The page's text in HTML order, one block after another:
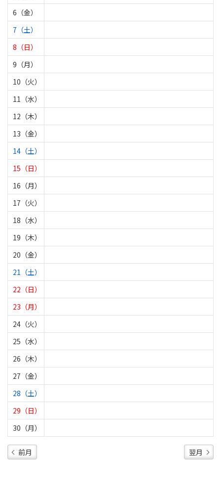
6（金）
7（土）
8（日）
9（月）
10（火）
11（水）
12（木）
13（金）
14（土）
15（日）
16（月）
17（火）
18（水）
19（木）
20（金）
21（土）
22（日）
23（月）
24（火）
25（水）
26（木）
27（金）
28（土）
29（日）
30（月）
前月 翌月